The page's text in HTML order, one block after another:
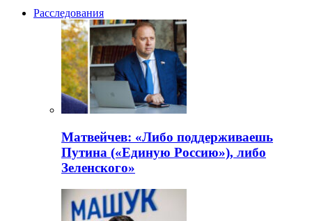
Расследования
Матвейчев: «Либо поддерживаешь
Путина («Единую Россию»), либо
Зеленского»